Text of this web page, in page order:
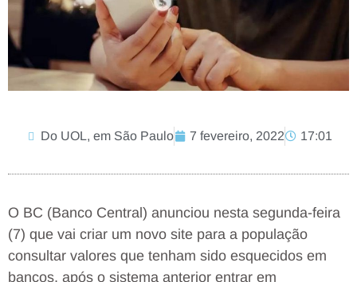
Do UOL, em São Paulo 7 fevereiro, 2022 17:01
O BC (Banco Central) anunciou nesta segunda-feira
(7) que vai criar um novo site para a população
consultar valores que tenham sido esquecidos em
bancos, após o sistema anterior entrar em